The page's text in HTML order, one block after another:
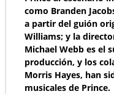
como Branden
a partir del guión
Williams; y la
Michael Webb es el
producción, y los
Morris Hayes, han
musicales de Prince.